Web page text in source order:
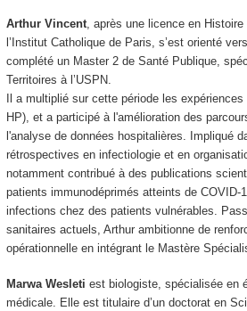
Arthur Vincent, après une licence en
l’Institut Catholique de Paris, s’est orienté
complété un Master 2 de Santé Publique,
Territoires à l’USPN.
Il a multiplié sur cette période les
HP), et a participé à l'amélioration des
l'analyse de données hospitalières. Impliqué
rétrospectives en infectiologie et en
notamment contribué à des publications
patients immunodéprimés atteints de COVID-
infections chez des patients vulnérables.
sanitaires actuels, Arthur ambitionne de
opérationnelle en intégrant le Mastère
Marwa Wesleti est biologiste, spécialisée en
médicale. Elle est titulaire d’un doctorat en